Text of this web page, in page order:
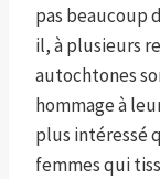
pas beaucoup
il, à plusieurs
autochtones
hommage à
plus intéressé
femmes qui